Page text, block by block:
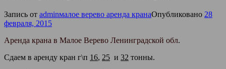
Запись от adminмалое верево аренда кранаОпубликовано 28
февраля, 2015
Аренда крана в Малое Верево Ленинградской обл.
Сдаем в аренду кран г\п 16, 25 и 32 тонны.